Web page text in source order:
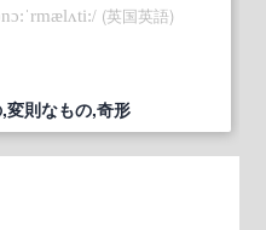
/ (英国英語)
変則なもの,奇形